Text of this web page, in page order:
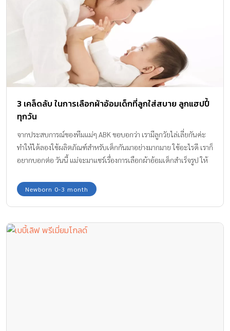
3 เคล็ดลับ ในการเลือกผ้าอ้อมเด็กที่ลูกใส่สบาย ลูกแฮปปี้
ทุกวัน
จากประสบการณ์ของทีมแม่ๆ ABK ขอบอกว่า เรามีลูกวัยไล่เลี่ยกันค่ะ
ทำให้ได้ลองใช้ผลิตภัณฑ์สำหรับเด็กกันมาอย่างมากมาย ใช้อะไรดี เราก็
อยากบอกต่อ วันนี้ แม่จะมาแชร์เรื่องการเลือกผ้าอ้อมเด็กสำเร็จรูป ให้
Newborn 0-3 month